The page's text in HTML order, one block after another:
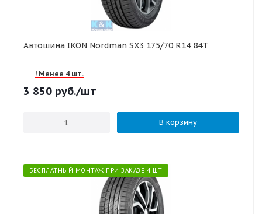
Автошина IKON Nordman SX3 175/70 R14 84T
! Менее 4 шт.
3 850 руб./шт
В корзину
БЕСПЛАТНЫЙ МОНТАЖ ПРИ ЗАКАЗЕ 4 ШТ